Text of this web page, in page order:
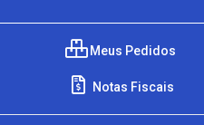
Meus Pedidos
Notas Fiscais